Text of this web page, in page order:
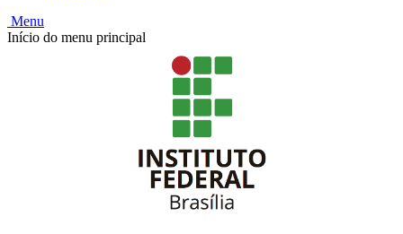
Menu
Início do menu principal